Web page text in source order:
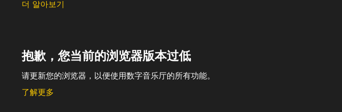
더 알아보기
抱歉，您当前的浏览器版本过低
请更新您的浏览器，以便使用数字音乐厅的所有功能。
了解更多